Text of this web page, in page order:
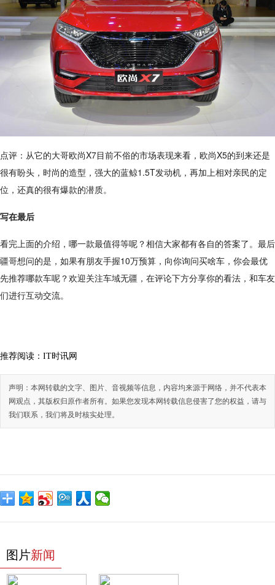
点评：从它的大哥欧尚X7目前不俗的市场表现来看，欧尚X5的到来还是
很有盼头，时尚的造型，强大的蓝鲸1.5T发动机，再加上相对亲民的定
位，还真的很有爆款的潜质。
写在最后
看完上面的介绍，哪一款最值得等呢？相信大家都有各自的答案了。最后
疆哥想问的是，如果有朋友手握10万预算，向你询问买啥车，你会最优
先推荐哪款车呢？欢迎关注车域无疆，在评论下方分享你的看法，和车友
们进行互动交流。
推荐阅读： IT时讯网
声明：本网转载的文字、图片、音视频等信息，内容均来源于网络，并不代表本
网观点，其版权归原作者所有。如果您发现本网转载信息侵害了您的权益，请与
我们联系，我们将及时核实处理。
图片新闻